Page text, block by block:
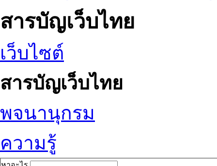
สารบัญเว็บไทย
เว็บไซต์
สารบัญเว็บไทย
พจนานุกรม
ความรู้